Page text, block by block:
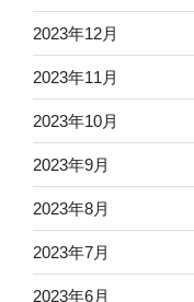
2023年12月
2023年11月
2023年10月
2023年9月
2023年8月
2023年7月
2023年6月